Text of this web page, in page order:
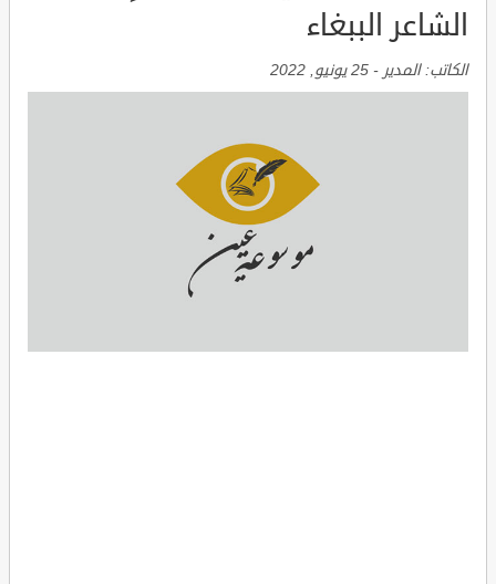
الشاعر الببغاء
الكاتب:المدير - 25 يونيو, 2022